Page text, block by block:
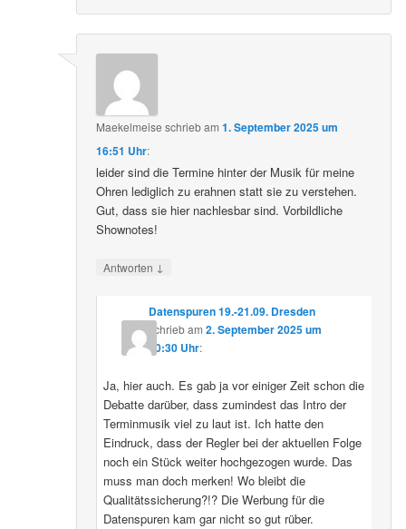
Maekelmeise schriebam1. September 2025 um
16:51 Uhr:
leider sind die Termine hinter der Musik für meine
Ohren lediglich zu erahnen statt sie zu verstehen.
Gut, dass sie hier nachlesbar sind. Vorbildliche
Shownotes!
Antworten ↓
Datenspuren 19.-21.09. Dresden
schriebam 2. September 2025 um
10:30 Uhr:
Ja, hier auch. Es gab ja vor einiger Zeit schon die
Debatte darüber, dass zumindest das Intro der
Terminmusik viel zu laut ist. Ich hatte den
Eindruck, dass der Regler bei der aktuellen Folge
noch ein Stück weiter hochgezogen wurde. Das
muss man doch merken! Wo bleibt die
Qualitätssicherung?!? Die Werbung für die
Datenspuren kam gar nicht so gut rüber.